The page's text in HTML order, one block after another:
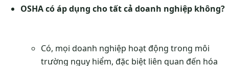
OSHA có áp dụng cho tất cả doanh nghiệp không?
Có, mọi doanh nghiệp hoạt động trong môi
trường nguy hiểm, đặc biệt liên quan đến hóa